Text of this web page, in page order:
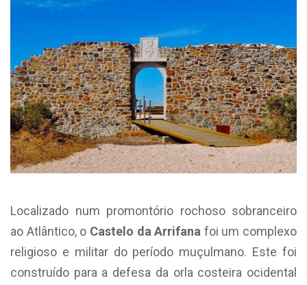
Localizado num promontório rochoso sobranceiro
ao Atlântico, o Castelo da Arrifana foi um complexo
religioso e militar do período muçulmano. Este foi
construído para a defesa da orla costeira ocidental